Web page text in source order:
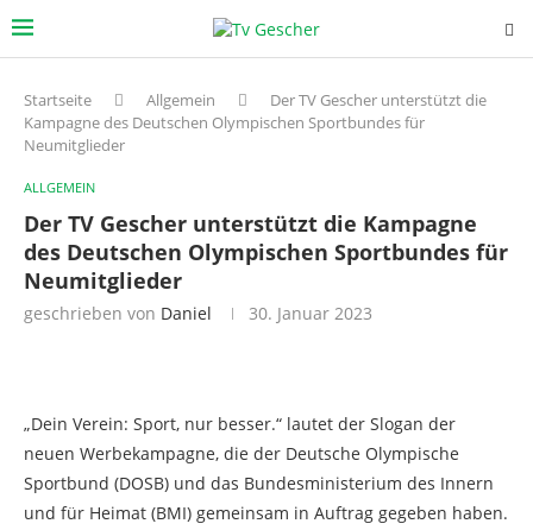
Startseite Allgemein
Der TV Gescher unterstützt die
Kampagne des Deutschen Olympischen Sportbundes für
Neumitglieder
ALLGEMEIN
Der TV Gescher unterstützt die Kampagne
des Deutschen Olympischen Sportbundes für
Neumitglieder
geschrieben von Daniel 30. Januar 2023
„Dein Verein: Sport, nur besser.“ lautet der Slogan der
neuen Werbekampagne, die der Deutsche Olympische
Sportbund (DOSB) und das Bundesministerium des Innern
und für Heimat (BMI) gemeinsam in Auftrag gegeben haben.